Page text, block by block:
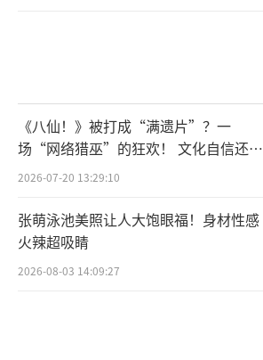
《八仙！》被打成“满遗片”？一
场“网络猎巫”的狂欢！ 文化自信还是
焦虑？
2026-07-20 13:29:10
张萌泳池美照让人大饱眼福！身材性感
火辣超吸睛
2026-08-03 14:09:27